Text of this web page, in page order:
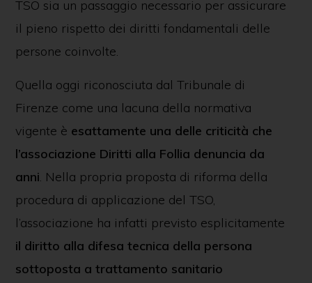
TSO sia un passaggio necessario per assicurare
il pieno rispetto dei diritti fondamentali delle
persone coinvolte.
Quella oggi riconosciuta dal Tribunale di
Firenze come una lacuna della normativa
vigente è esattamente una delle criticità che
l’associazione Diritti alla Follia denuncia da
anni. Nella propria proposta di riforma della
procedura di applicazione del TSO,
l’associazione ha infatti previsto esplicitamente
il diritto alla difesa tecnica della persona
sottoposta a trattamento sanitario